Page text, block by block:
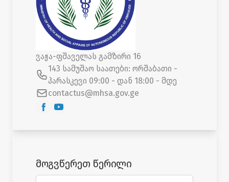
ვაჟა-ფშაველას გამზირი 16
143 სამუშაო საათები: ორშაბათი -
პარასკევი 09:00 - დან 18:00 - მდე
contactus@mhsa.gov.ge
მოგვწერეთ წერილი